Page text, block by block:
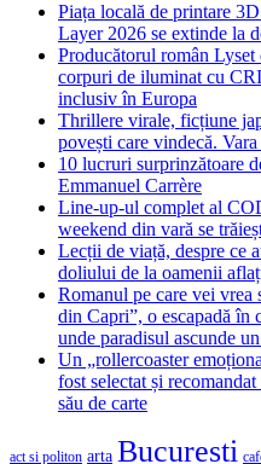
Piața locală de printare
Layer 2026 se extinde la
Producătorul român
corpuri de iluminat cu
inclusiv în Europa
Thrillere virale, ficțiune
povești care vindecă.
10 lucruri surprinzătoare
Emmanuel Carrère
Line-up-ul complet al
weekend din vară se
Lecții de viață, despre ce
doliului de la oamenii
Romanul pe care vei vrea
din Capri”, o escapadă în
unde paradisul ascunde
Un „rollercoaster
fost selectat și
său de carte
act si politon arta Bucuresti